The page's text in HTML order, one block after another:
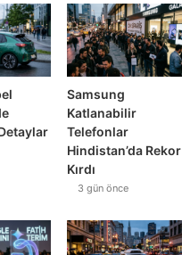
Samsung
Katlanabilir
Telefonlar
Hindistan’da Rekor
Kırdı
3 gün önce